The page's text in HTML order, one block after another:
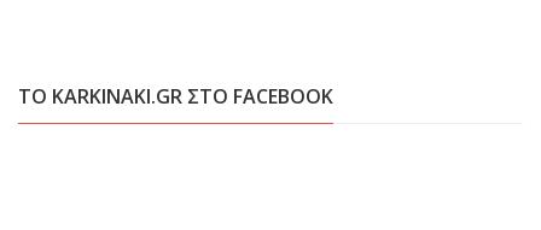
ΤΟ KARKINAKI.GR ΣΤΟ FACEBOOK